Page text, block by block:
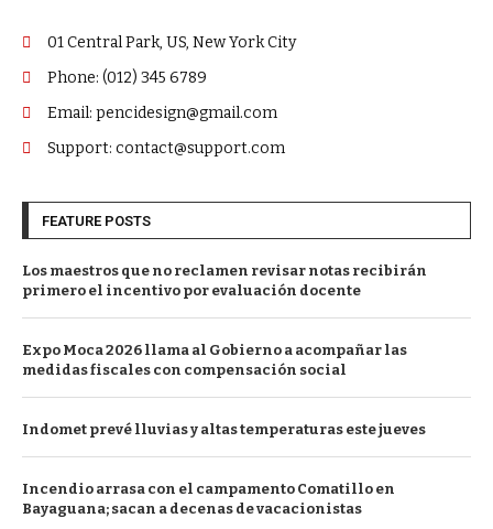
01 Central Park, US, New York City
Phone: (012) 345 6789
Email: pencidesign@gmail.com
Support: contact@support.com
FEATURE POSTS
Los maestros que no reclamen revisar notas recibirán
primero el incentivo por evaluación docente
Expo Moca 2026 llama al Gobierno a acompañar las
medidas fiscales con compensación social
Indomet prevé lluvias y altas temperaturas este jueves
Incendio arrasa con el campamento Comatillo en
Bayaguana; sacan a decenas de vacacionistas